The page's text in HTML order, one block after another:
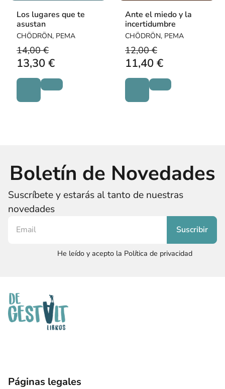
Los lugares que te
asustan
CHÖDRÖN, PEMA
14,00 €
13,30 €
Ante el miedo y la
incertidumbre
CHÖDRÖN, PEMA
12,00 €
11,40 €
Boletín de Novedades
Suscríbete y estarás al tanto de nuestras
novedades
He leído y acepto la Política de privacidad
Páginas legales